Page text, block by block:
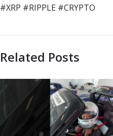
#XRP #RIPPLE #CRYPTO
Related Posts